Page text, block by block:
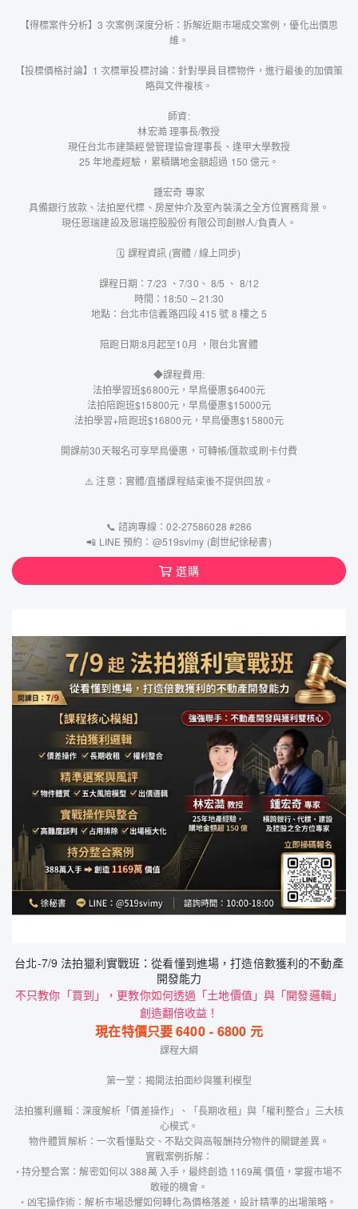
【得標案件分析】3 次案例深度分析：拆解近期市場成交案例，優化出價思
維。
【投標價格討論】1 次標單投標討論：針對學員目標物件，進行最後的加價策
略與文件複核。
師資:
林宏澔 理事長/教授
現任台北市建築經營管理協會理事長、逢甲大學教授
25 年地產經驗，累積購地金額超過 150 億元。
鍾宏奇 專家
具備銀行放款、法拍屋代標、房屋仲介及室內裝潢之全方位實務背景。
現任恩瑞建設及恩瑞控股股份有限公司創辦人/負責人。
🗓️ 課程資訊 (實體 / 線上同步)
課程日期：7/23 、7/30、 8/5 、 8/12
時間：18:50 – 21:30
地點：台北市信義路四段 415 號 8 樓之 5
陪跑日期:8月起至10月 ，限台北實體
◆課程費用:
法拍學習班$6800元，早鳥優惠$6400元
法拍陪跑班$15800元，早鳥優惠$15000元
法拍學習+陪跑班$16800元，早鳥優惠$15800元
開課前30天報名可享早鳥優惠，可轉帳/匯款或刷卡付費
⚠️ 注意：實體/直播課程結束後不提供回放。
📞 諮詢專線：02-27586028 #286
📲 LINE 預約：@519svimy (創世紀徐秘書)
選購
台北-7/9 法拍獵利實戰班：從看懂到進場，打造倍數獲利的不動產
開發能力
不只教你「買到」，更教你如何透過「土地價值」與「開發邏輯」
創造翻倍收益！
現在特價只要6400 - 6800 元
課程大綱
第一堂：揭開法拍面紗與獲利模型
法拍獲利邏輯：深度解析「價差操作」、「長期收租」與「權利整合」三大核
心模式。
物件體質解析：一次看懂點交、不點交與高報酬持分物件的關鍵差異。
實戰案例拆解：
◦ 持分整合案：解密如何以 388萬 入手，最終創造 1169萬 價值，掌握市場不
敢碰的機會。
◦ 凶宅操作術：解析市場恐懼如何轉化為價格落差，設計精準的出場策略。